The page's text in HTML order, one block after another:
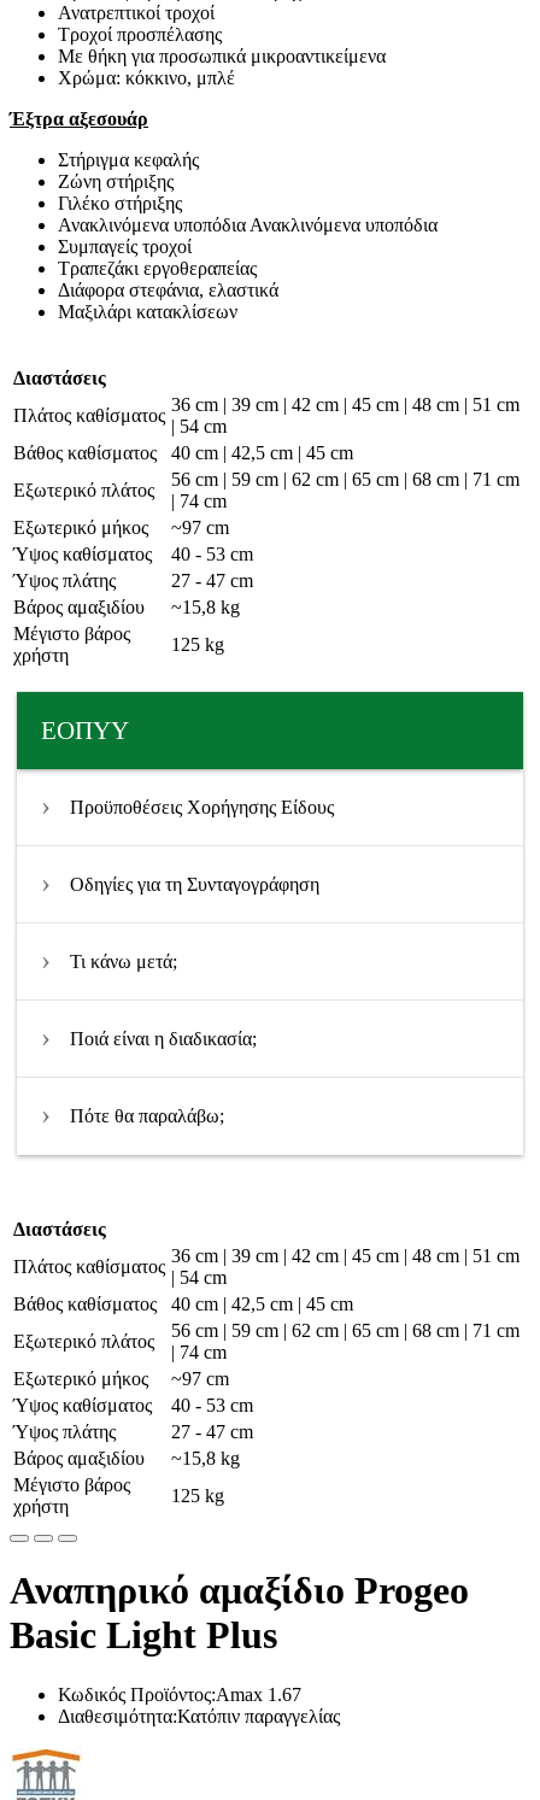
Ανατρεπτικοί τροχοί
Τροχοί προσπέλασης
Με θήκη για προσωπικά μικροαντικείμενα
Χρώμα: κόκκινο, μπλέ
Έξτρα αξεσουάρ
Στήριγμα κεφαλής
Ζώνη στήριξης
Γιλέκο στήριξης
Ανακλινόμενα υποπόδια Ανακλινόμενα υποπόδια
Συμπαγείς τροχοί
Τραπεζάκι εργοθεραπείας
Διάφορα στεφάνια, ελαστικά
Μαξιλάρι κατακλίσεων
Διαστάσεις
Πλάτος καθίσματος
36 cm | 39 cm | 42 cm | 45 cm | 48 cm | 51 cm
| 54 cm
Βάθος καθίσματος
40 cm | 42,5 cm | 45 cm
Εξωτερικό πλάτος
56 cm | 59 cm | 62 cm | 65 cm | 68 cm | 71 cm
| 74 cm
Εξωτερικό μήκος
~97 cm
Ύψος καθίσματος
40 - 53 cm
Ύψος πλάτης
27 - 47 cm
Βάρος αμαξιδίου
~15,8 kg
Μέγιστο βάρος
χρήστη
125 kg
ΕΟΠΥΥ
Προϋποθέσεις Χορήγησης Είδους
Οδηγίες για τη Συνταγογράφηση
Τι κάνω μετά;
Ποιά είναι η διαδικασία;
Πότε θα παραλάβω;
Διαστάσεις
Πλάτος καθίσματος
36 cm | 39 cm | 42 cm | 45 cm | 48 cm | 51 cm
| 54 cm
Βάθος καθίσματος
40 cm | 42,5 cm | 45 cm
Εξωτερικό πλάτος
56 cm | 59 cm | 62 cm | 65 cm | 68 cm | 71 cm
| 74 cm
Εξωτερικό μήκος
~97 cm
Ύψος καθίσματος
40 - 53 cm
Ύψος πλάτης
27 - 47 cm
Βάρος αμαξιδίου
~15,8 kg
Μέγιστο βάρος
χρήστη
125 kg
Αναπηρικό αμαξίδιο Progeo
Basic Light Plus
Κωδικός Προϊόντος:Amax 1.67
Διαθεσιμότητα:Κατόπιν παραγγελίας